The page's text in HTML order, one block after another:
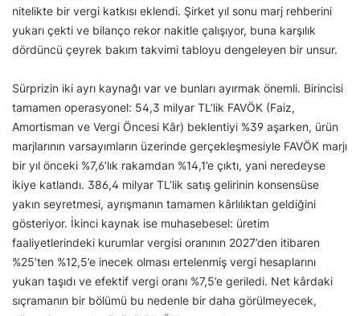
nitelikte bir vergi katkısı eklendi. Şirket yıl sonu marj rehberini
yukarı çekti ve bilanço rekor nakitle çalışıyor, buna karşılık
dördüncü çeyrek bakım takvimi tabloyu dengeleyen bir unsur.
Sürprizin iki ayrı kaynağı var ve bunları ayırmak önemli. Birincisi
tamamen operasyonel: 54,3 milyar TL’lik FAVÖK (Faiz,
Amortisman ve Vergi Öncesi Kâr) beklentiyi %39 aşarken, ürün
marjlarının varsayımların üzerinde gerçekleşmesiyle FAVÖK marjı
bir yıl önceki %7,6’lık rakamdan %14,1’e çıktı, yani neredeyse
ikiye katlandı. 386,4 milyar TL’lik satış gelirinin konsensüse
yakın seyretmesi, ayrışmanın tamamen kârlılıktan geldiğini
gösteriyor. İkinci kaynak ise muhasebesel: üretim
faaliyetlerindeki kurumlar vergisi oranının 2027’den itibaren
%25’ten %12,5’e inecek olması ertelenmiş vergi hesaplarını
yukarı taşıdı ve efektif vergi oranı %7,5’e geriledi. Net kârdaki
sıçramanın bir bölümü bu nedenle bir daha görülmeyecek,